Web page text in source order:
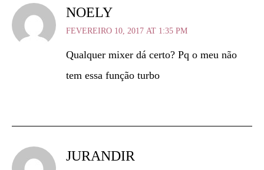
NOELY
FEVEREIRO 10, 2017 AT 1:35 PM
Qualquer mixer dá certo? Pq o meu não
tem essa função turbo
JURANDIR